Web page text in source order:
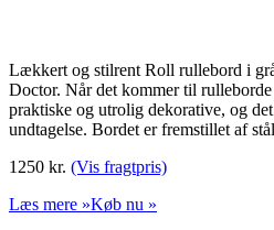
Lækkert og stilrent Roll rullebord i
Doctor. Når det kommer til
praktiske og utrolig dekorative, og
undtagelse. Bordet er fremstillet af
1250 kr. (Vis fragtpris)
Læs mere »Køb nu »